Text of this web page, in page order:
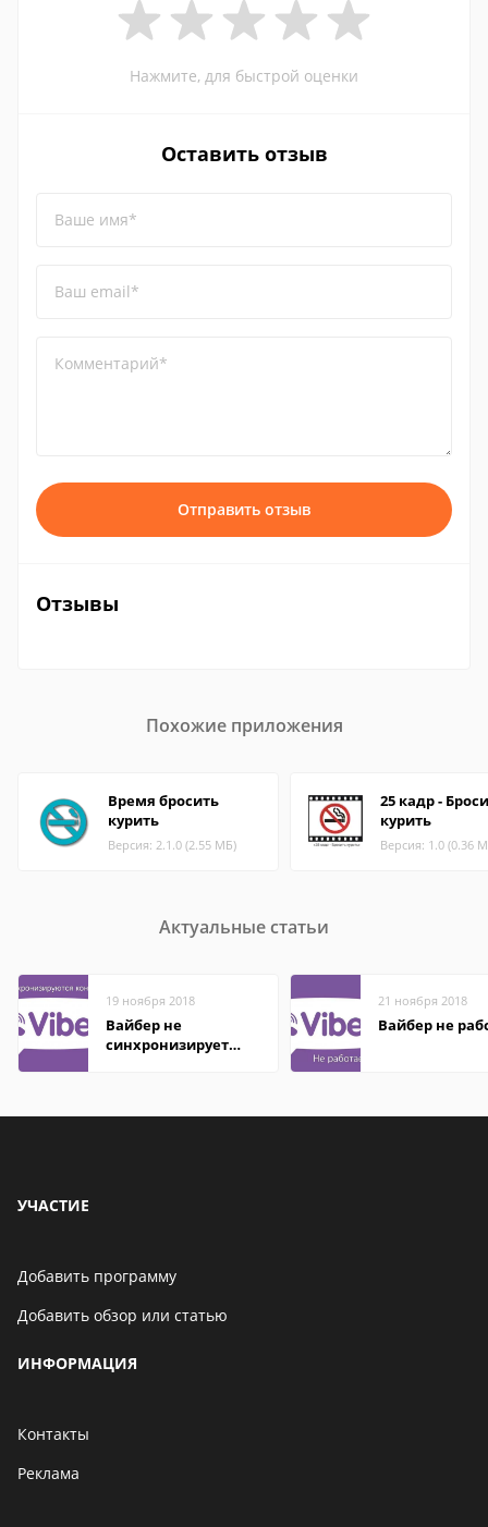
Нажмите, для быстрой оценки
Оставить отзыв
Ваше имя*
Ваш email*
Комментарий*
Отправить отзыв
Отзывы
Похожие приложения
Время бросить
курить
Версия: 2.1.0 (2.55 МБ)
25 кадр -
курить
Версия: 1.0 (0.36
Актуальные статьи
19 ноября 2018
Вайбер не
синхронизирует
21 ноября 2018
Вайбер не
УЧАСТИЕ
Добавить программу
Добавить обзор или статью
ИНФОРМАЦИЯ
Контакты
Реклама